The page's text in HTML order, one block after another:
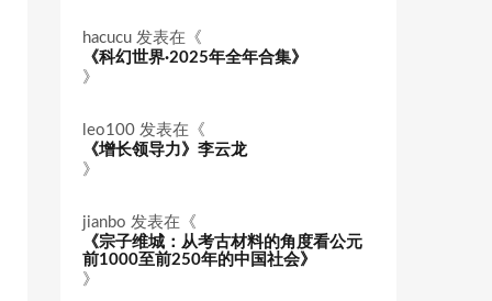
hacucu 发表在《
《科幻世界·2025年全年合集》
》
leo100 发表在《
《增长领导力》李云龙
》
jianbo 发表在《
《宗子维城：从考古材料的角度看公元
前1000至前250年的中国社会》
》